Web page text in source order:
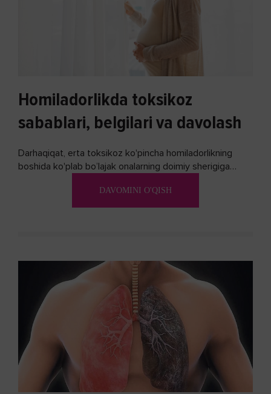
Homiladorlikda toksikoz
sabablari, belgilari va davolash
Darhaqiqat, erta toksikoz ko'pincha homiladorlikning
boshida ko'plab bo’lajak onalarning doimiy sherigiga
biron bir usuli bormi?DAVOMINI O'QISH